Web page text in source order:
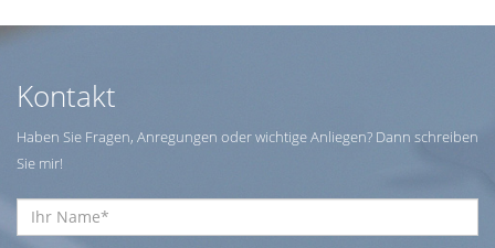
Kontakt
Haben Sie Fragen, Anregungen oder wichtige Anliegen? Dann schreiben
Sie mir!